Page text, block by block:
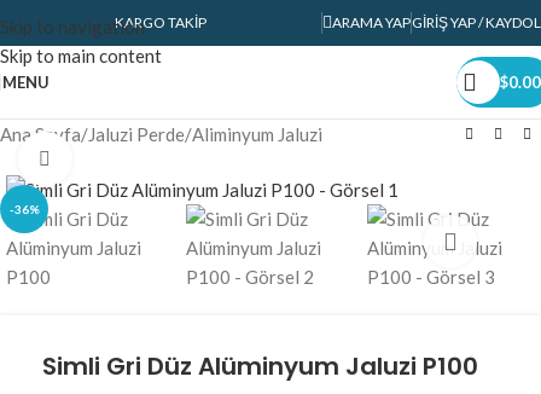
Skip to navigation
Skip to main content
KARGO TAKIP ARAMA YAPGIRIŞ YAP / KAYDOL
MENU $0.00
Ana Sayfa/Jaluzi Perde/Aliminyum Jaluzi
-36%
Simli Gri Düz Alüminyum Jaluzi P100